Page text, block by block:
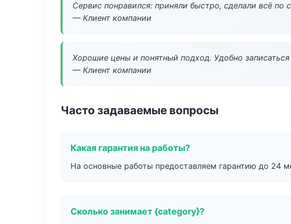
Сервис понравился: приняли быстро, сделали всё по
— Клиент компании
Хорошие цены и понятный подход. Удобно
— Клиент компании
Часто задаваемые вопросы
Какая гарантия на работы?
На основные работы предоставляем гарантию до 24
Сколько занимает {category}?